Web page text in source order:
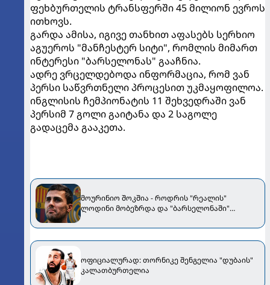
ფეხბურთელის ტრანსფერში 45 მილიონ ევროს
ითხოვს.
გარდა ამისა, იგივე თანხით აფასებს სერხიო
აგუეროს "მანჩესტერ სიტი", რომლის მიმართ
ინტერესი "ბარსელონას" გააჩნია.
ადრე ვრცელდებოდა ინფორმაცია, რომ ვან
პერსი საწვრთნელი პროცესით უკმაყოფილოა.
ინგლისის ჩემპიონატის 11 შეხვედრაში ვან
პერსიმ 7 გოლი გაიტანა და 2 საგოლე
გადაცემა გააკეთა.
მოურინიო შოკშია - როდრის "რეალის"
ლოდინი მობეზრდა და "ბარსელონაში"
ოფიციალურად: თორნიკე შენგელია "დუბაის"
კალათბურთელია